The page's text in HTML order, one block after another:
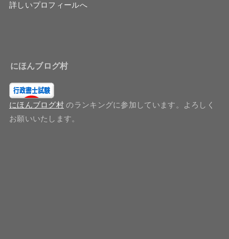
詳しいプロフィールへ
にほんブログ村
にほんブログ村 のランキングに参加しています。よろしく
お願いいたします。